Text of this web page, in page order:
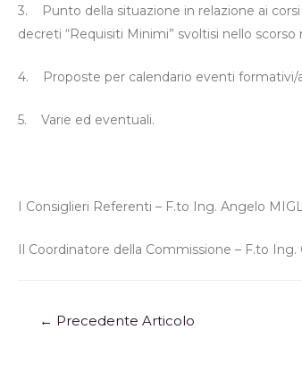
3.
Punto della situazione in relazione ai
decreti “Requisiti Minimi” svoltisi nello
4. Proposte per calendario eventi
5. Varie ed eventuali.
I Consiglieri Referenti – F.to Ing. Angelo
Il Coordinatore della Commissione – F.to Ing.
← Precedente Articolo